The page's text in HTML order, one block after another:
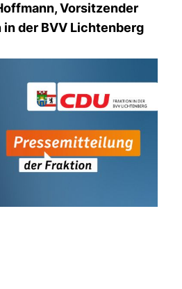
Vorsitzender
der BVV Lichtenberg